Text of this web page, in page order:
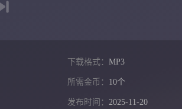
下载格式： MP3
所需金币： 10个
发布时间： 2025-11-20